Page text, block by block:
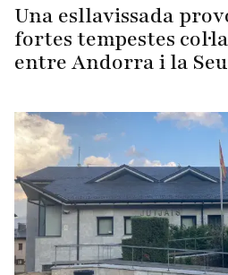
Una esllavissada
fortes tempestes
entre Andorra i la